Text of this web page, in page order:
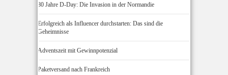
80 Jahre D-Day: Die Invasion in der Normandie
Erfolgreich als Influencer durchstarten: Das sind die
Geheimnisse
Adventszeit mit Gewinnpotenzial
Paketversand nach Frankreich